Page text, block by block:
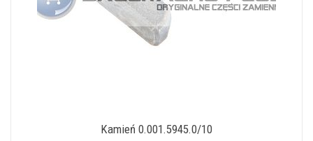
Kamień 0.001.5945.0/10